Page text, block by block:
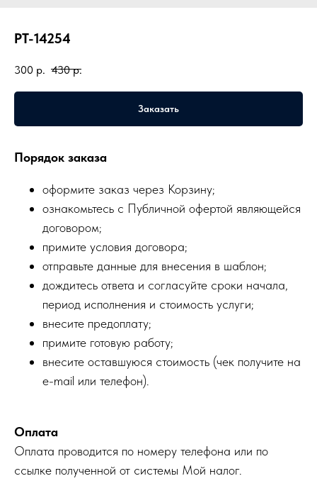
PT-14254
300 р. 430 р.
Заказать
Порядок заказа
оформите заказ через Корзину;
ознакомьтесь с Публичной офертой являющейся
договором;
примите условия договора;
отправьте данные для внесения в шаблон;
дождитесь ответа и согласуйте сроки начала,
период исполнения и стоимость услуги;
внесите предоплату;
примите готовую работу;
внесите оставшуюся стоимость (чек получите на
e-mail или телефон).
Оплата
Оплата проводится по номеру телефона или по
ссылке полученной от системы Мой налог.